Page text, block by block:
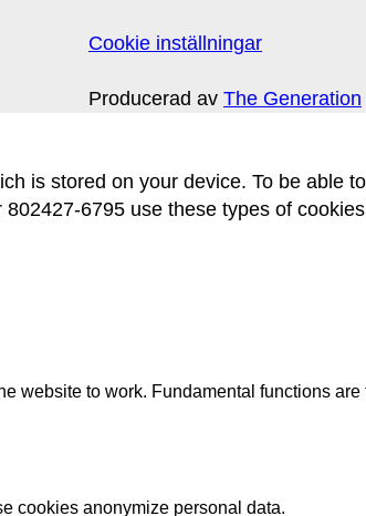
Cookie inställningar
Producerad av The Generation
is stored on your device. To be able
6795 use these types of
website to work. Fundamental functions
cookies anonymize personal data.